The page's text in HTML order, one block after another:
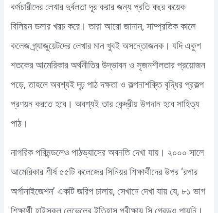
কর্মচারীদের লেখার দুর্বলতা দূর করার জন্য প্রতি বছর কয়েক
বিলিয়ন ডলার খরচ করে। তারা আরো জানান, সাম্প্রতিক কালে
কলেজ গ্র্যাজুয়েটদের লেখার মান খুবই অসন্তোজনক। যদি একুশ
শতকের আমেরিকার অর্থনীতির উদ্ভাবন ও সৃজনশীলতার প্রয়োজন
পড়ে, তাহলে অবশ্যই দৃঢ় পাঠ দক্ষতা ও কল্পনাশক্তি বৃদ্ধির প্রকল্প
প্রণয়ন করতে হবে। অবশ্যই তার কেন্দ্রীয় উপদান হবে সাহিত্য
পাঠ।
নাগরিক পরিমন্ডলেও পাঠভ্যাসের অবনতি দেখা যায়। ২০০০ সালে
আমেরিকার শীর্ষ ৫৫টি কলেজের সিনিয়র শিক্ষার্থীদের উপর ‘রপার
অর্গানাইজেশন’ একটি জরিপ চালায়, সেখানে দেখা যায় যে, ৮১ ভাগ